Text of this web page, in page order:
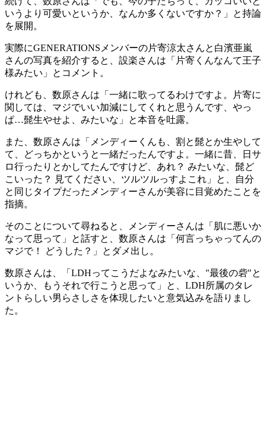
いうより可愛いというか、なんか多くないですか？」と持論
を展開。
実際にGENERATIONSメンバーの片寄涼太さんと白濱亜嵐
さんの写真を紹介すると、設楽さんは「片寄くんなんて王子
様みたい」とコメント。
けれども、数原さんは「一緒に歌ってるわけですよ。片寄に
関しては、マジでいい加減にしてくれと思うんです、やっ
ぱ…髭生やせよ、みたいな」と本音を吐露。
また、数原さんは「メンディーくんも、割と髭とか生やして
て、どっちかというと一緒だったんですよ。一緒に昔、日サ
ロ行ったりとかしてたんですけど、あれ？ みたいな、髭ど
こいった？ 見てください、ツルツルっすよこれ」と、自分
と同じタイプだったメンディーさんが美容に目覚めたことを
指摘。
そのことについて尋ねると、メンディーさんは「肌に悪いか
なって思って」と話すと、数原さんは「何言っちゃってんの
マジで！ どうした？」とダメ出し。
数原さんは、「LDHってこうだよなみたいな、"最後の砦"と
いうか、もうそれで行こうと思って」と、LDH所属のタレ
ントらしい男らさしさを体現したいと意気込みを語りまし
た。